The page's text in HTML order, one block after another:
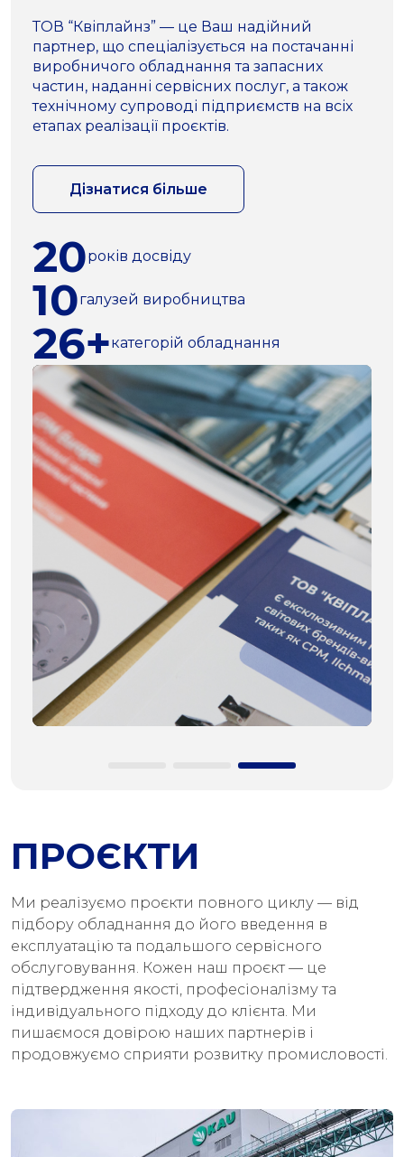
ТОВ “Квіплайнз” — це Ваш надійний
партнер, що спеціалізується на постачанні
виробничого обладнання та запасних
частин, наданні сервісних послуг, а також
технічному супроводі підприємств на всіх
етапах реалізації проєктів.
Дізнатися більше
20років досвіду
10галузей виробництва
26+категорій обладнання
ПРОЄКТИ
Ми реалізуємо проєкти повного циклу — від
підбору обладнання до його введення в
експлуатацію та подальшого сервісного
обслуговування. Кожен наш проєкт — це
підтвердження якості, професіоналізму та
індивідуального підходу до клієнта. Ми
пишаємося довірою наших партнерів і
продовжуємо сприяти розвитку промисловості.